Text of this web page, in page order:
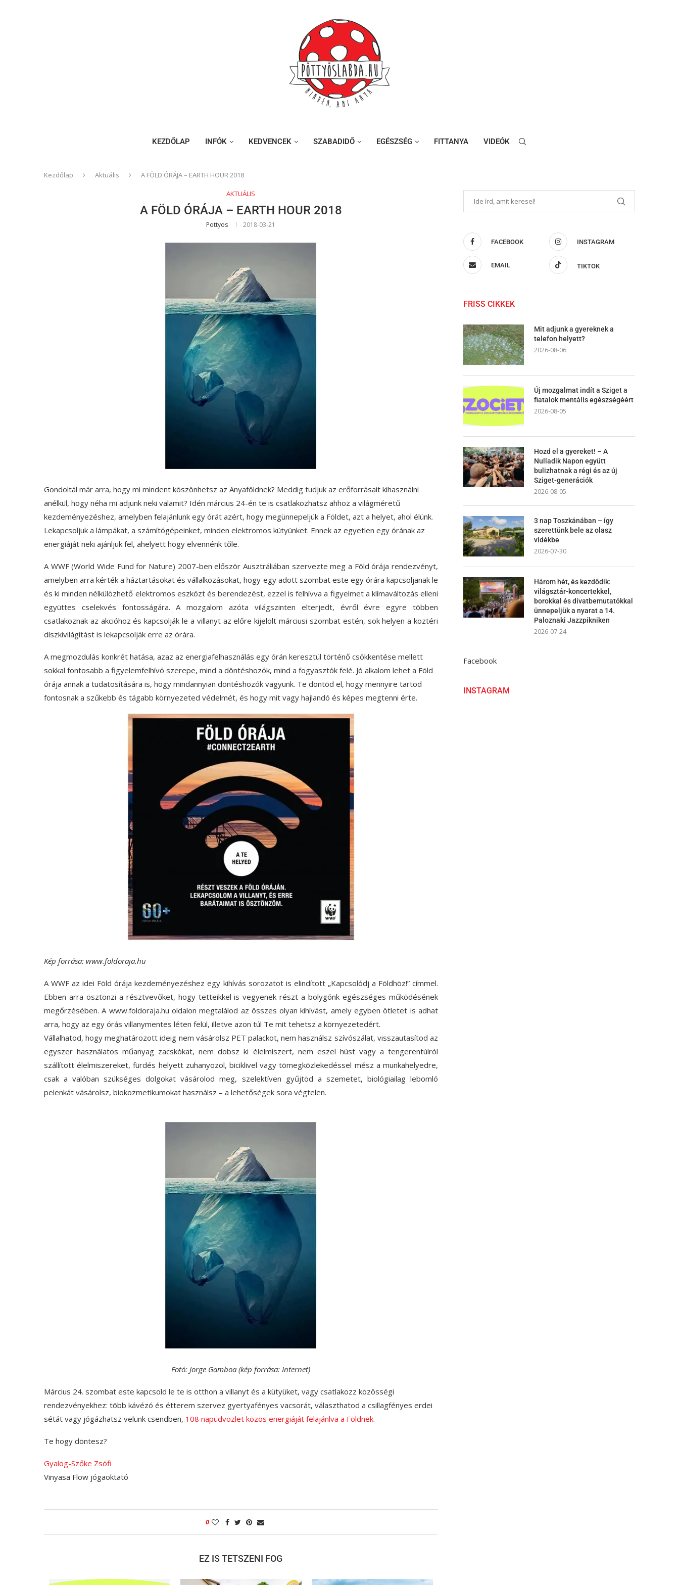
KEZDŐLAP INFÓK KEDVENCEK SZABADIDŐ EGÉSZSÉG FITTANYA VIDEÓK
Kezdőlap Aktuális A FÖLD ÓRÁJA – EARTH HOUR 2018
AKTUÁLIS
A FÖLD ÓRÁJA – EARTH HOUR 2018
Pottyos 2018-03-21
Gondoltál már arra, hogy mi mindent köszönhetsz az Anyaföldnek? Meddig tudjuk az erőforrásait kihasználni
anélkül, hogy néha mi adjunk neki valamit? Idén március 24-én te is csatlakozhatsz ahhoz a világméretű
kezdeményezéshez, amelyben felajánlunk egy órát azért, hogy megünnepeljük a Földet, azt a helyet, ahol élünk.
Lekapcsoljuk a lámpákat, a számítógépeinket, minden elektromos kütyünket. Ennek az egyetlen egy órának az
energiáját neki ajánljuk fel, ahelyett hogy elvennénk tőle.
A WWF (World Wide Fund for Nature) 2007-ben először Ausztráliában szervezte meg a Föld órája rendezvényt,
amelyben arra kérték a háztartásokat és vállalkozásokat, hogy egy adott szombat este egy órára kapcsoljanak le
és ki minden nélkülözhető elektromos eszközt és berendezést, ezzel is felhívva a figyelmet a klímaváltozás elleni
együttes cselekvés fontosságára. A mozgalom azóta világszinten elterjedt, évről évre egyre többen
csatlakoznak az akcióhoz és kapcsolják le a villanyt az előre kijelölt márciusi szombat estén, sok helyen a köztéri
díszkivilágítást is lekapcsolják erre az órára.
A megmozdulás konkrét hatása, azaz az energiafelhasználás egy órán keresztül történő csökkentése mellett
sokkal fontosabb a figyelemfelhívó szerepe, mind a döntéshozók, mind a fogyasztók felé. Jó alkalom lehet a Föld
órája annak a tudatosítására is, hogy mindannyian döntéshozók vagyunk. Te döntöd el, hogy mennyire tartod
fontosnak a szűkebb és tágabb környezeted védelmét, és hogy mit vagy hajlandó és képes megtenni érte.
Kép forrása: www.foldoraja.hu
A WWF az idei Föld órája kezdeményezéshez egy kihívás sorozatot is elindított „Kapcsolódj a Földhöz!” címmel.
Ebben arra ösztönzi a résztvevőket, hogy tetteikkel is vegyenek részt a bolygónk egészséges működésének
megőrzésében. A www.foldoraja.hu oldalon megtalálod az összes olyan kihívást, amely egyben ötletet is adhat
arra, hogy az egy órás villanymentes léten felül, illetve azon túl Te mit tehetsz a környezetedért.
Vállalhatod, hogy meghatározott ideig nem vásárolsz PET palackot, nem használsz szívószálat, visszautasítod az
egyszer használatos műanyag zacskókat, nem dobsz ki élelmiszert, nem eszel húst vagy a tengerentúlról
szállított élelmiszereket, fürdés helyett zuhanyozol, biciklivel vagy tömegközlekedéssel mész a munkahelyedre,
csak a valóban szükséges dolgokat vásárolod meg, szelektíven gyűjtöd a szemetet, biológiailag lebomló
pelenkát vásárolsz, biokozmetikumokat használsz – a lehetőségek sora végtelen.
Fotó: Jorge Gamboa (kép forrása: Internet)
Március 24. szombat este kapcsold le te is otthon a villanyt és a kütyüket, vagy csatlakozz közösségi
rendezvényekhez: több kávézó és étterem szervez gyertyafényes vacsorát, választhatod a csillagfényes erdei
sétát vagy jógázhatsz velünk csendben, 108 napüdvözlet közös energiáját felajánlva a Földnek.
Te hogy döntesz?
Gyalog-Szőke Zsófi
Vinyasa Flow jógaoktató
0
EZ IS TETSZENI FOG
FACEBOOK INSTAGRAM
EMAIL TIKTOK
FRISS CIKKEK
Mit adjunk a gyereknek a
telefon helyett?
2026-08-06
Új mozgalmat indít a Sziget a
fiatalok mentális egészségéért
2026-08-05
Hozd el a gyereket! – A
Nulladik Napon együtt
bulizhatnak a régi és az új
Sziget-generációk
2026-08-05
3 nap Toszkánában – így
szerettünk bele az olasz
vidékbe
2026-07-30
Három hét, és kezdődik:
világsztár-koncertekkel,
borokkal és divatbemutatókkal
ünnepeljük a nyarat a 14.
Paloznaki Jazzpikniken
2026-07-24
Facebook
INSTAGRAM